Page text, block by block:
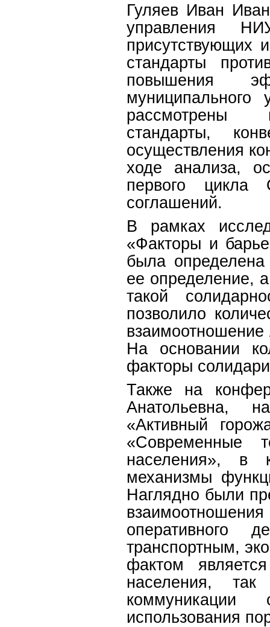
Гуляев Иван
управления
присутствующих
стандарты
повышения
муниципального
рассмотрены
стандарты,
осуществления
ходе анализа,
первого цикла
соглашений.
В рамках
«Факторы и
была
ее определение,
такой
позволило
На основании
факторы
Также на
Анатольевна,
«Активный
«Современные
населения», в
механизмы
Наглядно были
оперативного
транспортным,
фактом
населения,
использования